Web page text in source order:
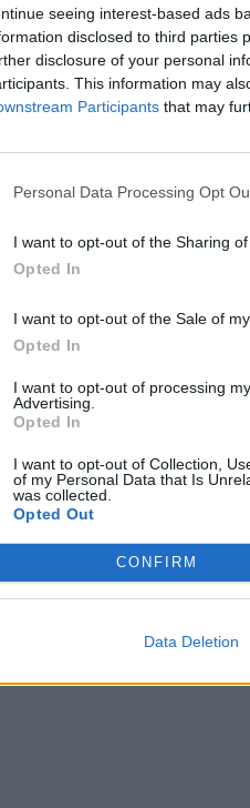
seeing interest-based ads
disclosed to third parties
disclosure of your personal
This information may
Participants that may
Personal Data Processing Opt
I want to opt-out of the Sharing
Opted In
I want to opt-out of the Sale of
Opted In
I want to opt-out of processing
Advertising.
Opted In
I want to opt-out of Collection,
of my Personal Data that Is
was collected.
Opted Out
CONFIRM
Data Deletion